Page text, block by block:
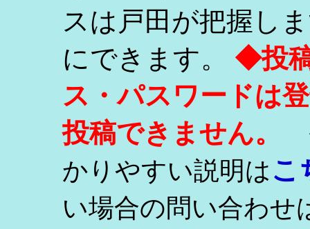
スは戸田が把握し
にできます。 ◆投
ス・パスワードは
投稿できません。
かりやすい説明はこ
い場合の問い合わせ